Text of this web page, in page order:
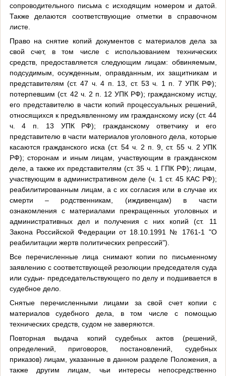
сопроводительного письма с исходящим номером и датой.
Также делаются соответствующие отметки в справочном
листе.
Право на снятие копий документов с материалов дела за
свой счет, в том числе с использованием технических
средств, предоставляется следующим лицам: обвиняемым,
подсудимым, осужденным, оправданным, их защитникам и
представителям (ст. 47 ч. 4 п. 13, ст. 53 ч. 1 п. 7 УПК РФ);
потерпевшим (ст. 42 ч. 2 п. 12 УПК РФ); гражданскому истцу,
его представителю в части копий процессуальных решений,
относящихся к предъявленному им гражданскому иску (ст. 44
ч. 4 п. 13 УПК РФ); гражданскому ответчику и его
представителю в части материалов уголовного дела, которые
касаются гражданского иска (ст. 54 ч. 2 п. 9, ст. 55 ч. 2 УПК
РФ); сторонам и иным лицам, участвующим в гражданском
деле, а также их представителям (ст. 35 ч. 1 ГПК РФ); лицам,
участвующим в административном деле (ч. 1 ст. 45 КАС РФ);
реабилитированным лицам, а с их согласия или в случае их
смерти – родственникам, (иждивенцам) в части
ознакомления с материалами прекращенных уголовных и
административных дел и получения с них копий (ст. 11
Закона Российской Федерации от 18.10.1991 № 1761-1 "О
реабилитации жертв политических репрессий").
Все перечисленные лица снимают копии по письменному
заявлению с соответствующей резолюции председателя суда
или судьи- председательствующего по делу и подшивается в
судебное дело.
Снятые перечисленными лицами за свой счет копии с
материалов судебного дела, в том числе с помощью
технических средств, судом не заверяются.
Повторная выдача копий судебных актов (решений,
определений, приговоров, постановлений, судебных
приказов) лицам, указанные в данном разделе Положения, а
также другим лицам, чьи интересы непосредственно